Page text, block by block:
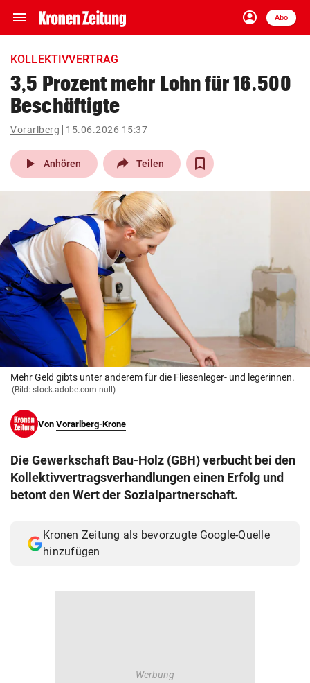
menu Navigation
ein-/ausklappen
account_circle
Anmelden
Abo
close Schließen
account_circle Anmelden
pin_drop
Wien arrow_right
bookmark
search
Suchbegriff
eingeben
© Krone Multimedia GmbH & Co KG 2026
Muthgasse 2, 1190 Wien
KOLLEKTIVVERTRAG
3,5 Prozent mehr Lohn für 16.500
Beschäftigte
Vorarlberg 15.06.2026 15:37
play_arrow Anhören Teilen
Mehr Geld gibts unter anderem für die Fliesenleger- und legerinnen.
(Bild: stock.adobe.com null)
Von Vorarlberg-Krone
Die Gewerkschaft Bau-Holz (GBH) verbucht bei den
Kollektivvertragsverhandlungen einen Erfolg und
betont den Wert der Sozialpartnerschaft.
Kronen Zeitung als bevorzugte Google-Quelle
hinzufügen